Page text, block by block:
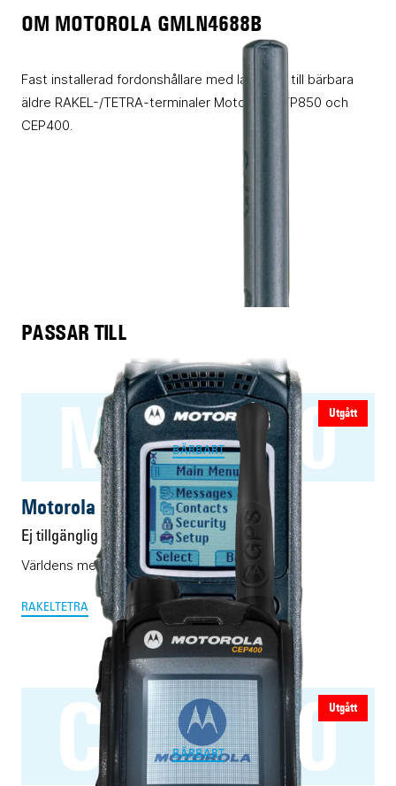
OM MOTOROLA GMLN4688B
Fast installerad fordonshållare med laddning till bärbara
äldre RAKEL-/TETRA-terminaler Motorola MTP850 och
CEP400.
PASSAR TILL
Utgått
MTP850
BÄRBART
Motorola MTP850
Ej tillgänglig
Världens mest sålda TETRA-terminal för sin tid
RAKELTETRA
Utgått
CEP400
BÄRBART